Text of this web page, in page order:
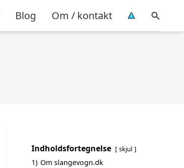
Blog Om / kontakt
Indholdsfortegnelse skjul
1) Om slangevogn.dk